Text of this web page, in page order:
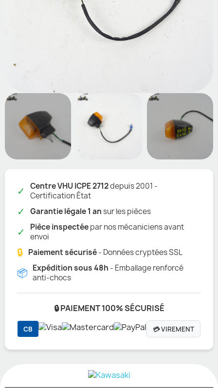
✓ Centre VHU ICPE 2712depuis 2001 -
Certification État
✓ Garantie légale 1 ansur les pièces
✓ Pièce inspectéepar nos mécaniciens avant
envoi
🔒 Paiement sécurisé- Données cryptées SSL
📦 Expédition sous 48h - Emballage renforcé
anti-chocs
🔒 PAIEMENT 100% SÉCURISÉ
CB 💳 VIREMENT